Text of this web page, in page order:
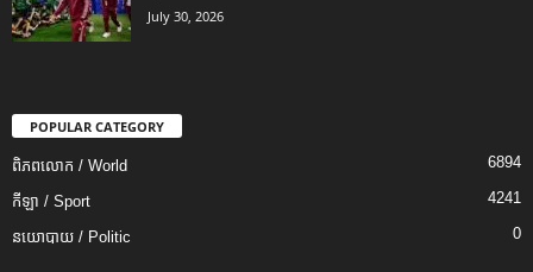
July 30, 2026
POPULAR CATEGORY
ពិភពលោក / World 6894
កីឡា / Sport 4241
នយោបាយ / Politic 0